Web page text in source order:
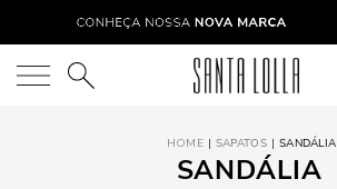
O que você está procurando?
SAPATOS SANDÁLIA
SANDÁLIA